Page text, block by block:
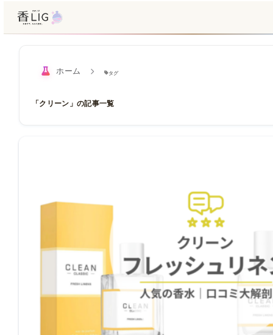
ホーム タグ
「クリーン」の記事一覧